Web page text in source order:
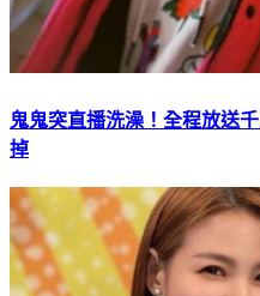
鬼鬼突直播洗澡！全程放送
掉